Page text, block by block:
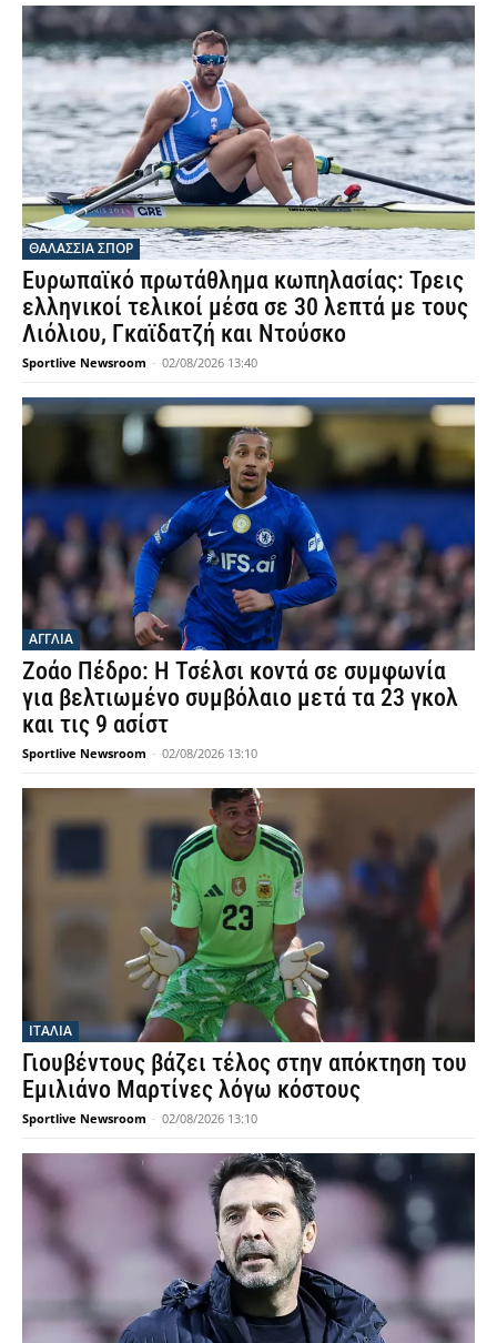
ΘΑΛΆΣΣΙΑ ΣΠΟΡ
Ευρωπαϊκό πρωτάθλημα κωπηλασίας: Τρεις
ελληνικοί τελικοί μέσα σε 30 λεπτά με τους
Λιόλιου, Γκαϊδατζή και Ντούσκο
Sportlive Newsroom - 02/08/2026 13:40
ΑΓΓΛΙΑ
Ζοάο Πέδρο: Η Τσέλσι κοντά σε συμφωνία
για βελτιωμένο συμβόλαιο μετά τα 23 γκολ
και τις 9 ασίστ
Sportlive Newsroom - 02/08/2026 13:10
ΙΤΑΛΙΑ
Γιουβέντους βάζει τέλος στην απόκτηση του
Εμιλιάνο Μαρτίνες λόγω κόστους
Sportlive Newsroom - 02/08/2026 13:10